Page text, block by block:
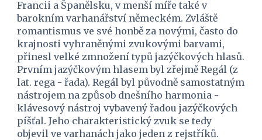
Francii a Španělsku, v menší míře také v
barokním varhanářství německém. Zvláště
romantismus ve své honbě za novými, často do
krajnosti vyhraněnými zvukovými barvami,
přinesl velké zmnožení typů jazýčkových hlasů.
Prvním jazýčkovým hlasem byl zřejmě Regál (z
lat. rega - řada). Regál byl původně samostatným
nástrojem na způsob dnešního harmonia -
klávesový nástroj vybavený řadou jazýčkových
píšťal. Jeho charakteristický zvuk se tedy
objevil ve varhanách jako jeden z rejstříků.